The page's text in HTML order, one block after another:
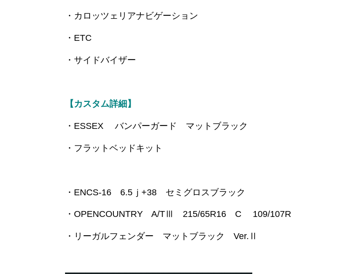
・カロッツェリアナビゲーション
・ETC
・サイドバイザー
【カスタム詳細】
・ESSEX バンパーガード マットブラック
・フラットベッドキット
・ENCS-16 6.5ｊ+38 セミグロスブラック
・OPENCOUNTRY A/TⅢ 215/65R16 C 109/107R
・リーガルフェンダー マットブラック Ver.Ⅱ